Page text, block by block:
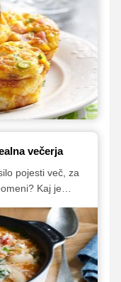
nuja. Na srečo
s katerimi
večerja
pojesti več, za
Kaj je
predlogov